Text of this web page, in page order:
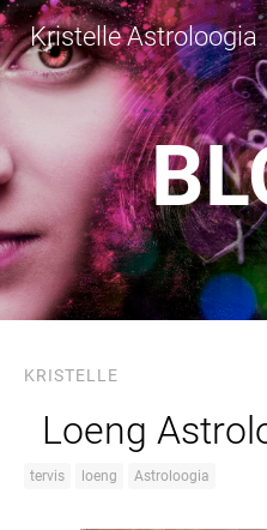
Kristelle Astroloogia
KRISTELLE
Loeng
tervis loeng Astroloogia